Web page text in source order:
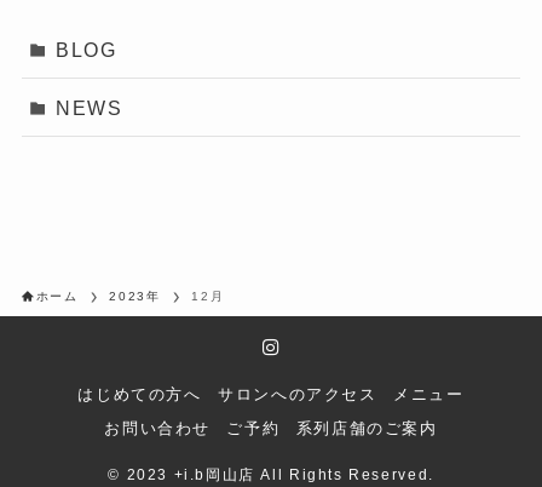
BLOG
NEWS
ホーム 2023年 12月
はじめての方へ サロンへのアクセス
メニュー
お問い合わせ
ご予約 系列店舗のご案内
© 2023 +i.b岡山店 All Rights Reserved.